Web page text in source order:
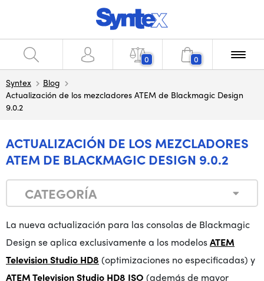
0 0
Syntex
Blog
Actualización de los mezcladores ATEM de Blackmagic Design
9.0.2
ACTUALIZACIÓN DE LOS MEZCLADORES
ATEM DE BLACKMAGIC DESIGN 9.0.2
CATEGORÍA
La nueva actualización para las consolas de Blackmagic
Design se aplica exclusivamente a los modelosATEM
Television Studio HD8 (optimizaciones no especificadas) y
ATEM Television Studio HD8 ISO (además de mayor